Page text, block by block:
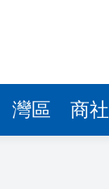
灣區 商社
選擇合作夥伴